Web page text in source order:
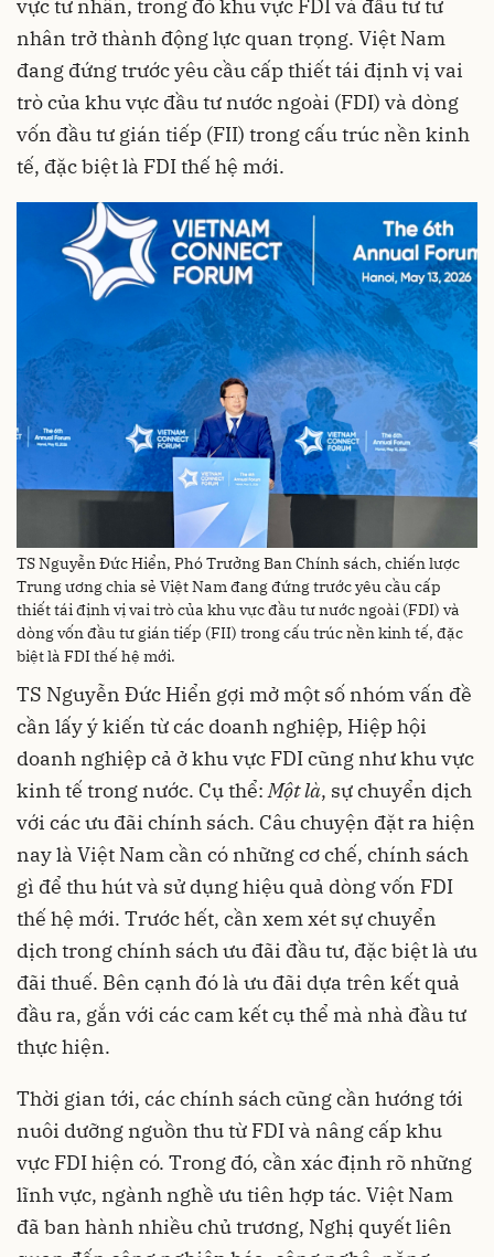
vực tư nhân, trong đó khu vực FDI và đầu tư tư
nhân trở thành động lực quan trọng. Việt Nam
đang đứng trước yêu cầu cấp thiết tái định vị vai
trò của khu vực đầu tư nước ngoài (FDI) và dòng
vốn đầu tư gián tiếp (FII) trong cấu trúc nền kinh
tế, đặc biệt là FDI thế hệ mới.
TS Nguyễn Đức Hiển, Phó Trưởng Ban Chính sách, chiến lược
Trung ương chia sẻ Việt Nam đang đứng trước yêu cầu cấp
thiết tái định vị vai trò của khu vực đầu tư nước ngoài (FDI) và
dòng vốn đầu tư gián tiếp (FII) trong cấu trúc nền kinh tế, đặc
biệt là FDI thế hệ mới.
TS Nguyễn Đức Hiển gợi mở một số nhóm vấn đề
cần lấy ý kiến từ các doanh nghiệp, Hiệp hội
doanh nghiệp cả ở khu vực FDI cũng như khu vực
kinh tế trong nước. Cụ thể:Một là, sự chuyển dịch
với các ưu đãi chính sách. Câu chuyện đặt ra hiện
nay là Việt Nam cần có những cơ chế, chính sách
gì để thu hút và sử dụng hiệu quả dòng vốn FDI
thế hệ mới. Trước hết, cần xem xét sự chuyển
dịch trong chính sách ưu đãi đầu tư, đặc biệt là ưu
đãi thuế. Bên cạnh đó là ưu đãi dựa trên kết quả
đầu ra, gắn với các cam kết cụ thể mà nhà đầu tư
thực hiện.
Thời gian tới, các chính sách cũng cần hướng tới
nuôi dưỡng nguồn thu từ FDI và nâng cấp khu
vực FDI hiện có. Trong đó, cần xác định rõ những
lĩnh vực, ngành nghề ưu tiên hợp tác. Việt Nam
đã ban hành nhiều chủ trương, Nghị quyết liên